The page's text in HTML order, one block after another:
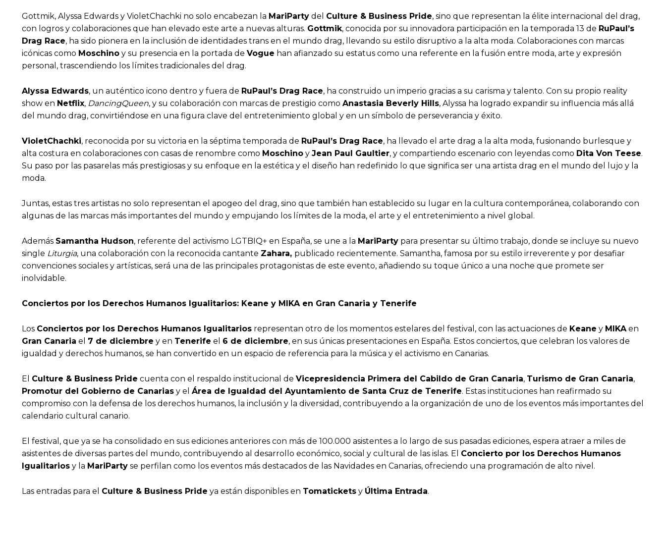
Gottmik, Alyssa Edwards y VioletChachki no solo encabezan la MariParty del Culture & Business Pride, sino que representan la élite internacional del drag,
con logros y colaboraciones que han elevado este arte a nuevas alturas. Gottmik, conocida por su innovadora participación en la temporada 13 de RuPaul’s
Drag Race, ha sido pionera en la inclusión de identidades trans en el mundo drag, llevando su estilo disruptivo a la alta moda. Colaboraciones con marcas
icónicas como Moschino y su presencia en la portada de Vogue han afianzado su estatus como una referente en la fusión entre moda, arte y expresión
personal, trascendiendo los límites tradicionales del drag.
Alyssa Edwards, un auténtico icono dentro y fuera de RuPaul’s Drag Race, ha construido un imperio gracias a su carisma y talento. Con su propio reality
show en Netflix, DancingQueen, y su colaboración con marcas de prestigio como Anastasia Beverly Hills, Alyssa ha logrado expandir su influencia más allá
del mundo drag, convirtiéndose en una figura clave del entretenimiento global y en un símbolo de perseverancia y éxito.
VioletChachki, reconocida por su victoria en la séptima temporada de RuPaul’s Drag Race, ha llevado el arte drag a la alta moda, fusionando burlesque y
alta costura en colaboraciones con casas de renombre como Moschino y Jean Paul Gaultier, y compartiendo escenario con leyendas como Dita Von Teese.
Su paso por las pasarelas más prestigiosas y su enfoque en la estética y el diseño han redefinido lo que significa ser una artista drag en el mundo del lujo y la
moda.
Juntas, estas tres artistas no solo representan el apogeo del drag, sino que también han establecido su lugar en la cultura contemporánea, colaborando con
algunas de las marcas más importantes del mundo y empujando los límites de la moda, el arte y el entretenimiento a nivel global.
Además Samantha Hudson, referente del activismo LGTBIQ+ en España, se une a la MariParty para presentar su último trabajo, donde se incluye su nuevo
single Liturgia, una colaboración con la reconocida cantante Zahara, publicado recientemente. Samantha, famosa por su estilo irreverente y por desafiar
convenciones sociales y artísticas, será una de las principales protagonistas de este evento, añadiendo su toque único a una noche que promete ser
inolvidable.
Conciertos por los Derechos Humanos Igualitarios: Keane y MIKA en Gran Canaria y Tenerife
Los Conciertos por los Derechos Humanos Igualitarios representan otro de los momentos estelares del festival, con las actuaciones de Keane y MIKAen
Gran Canaria el 7 de diciembre y en Tenerife el 6 de diciembre, en sus únicas presentaciones en España. Estos conciertos, que celebran los valores de
igualdad y derechos humanos, se han convertido en un espacio de referencia para la música y el activismo en Canarias.
El Culture & Business Pride cuenta con el respaldo institucional de Vicepresidencia Primera del Cabildo de Gran Canaria, Turismo de Gran Canaria,
Promotur del Gobierno de Canarias y el Área de Igualdad del Ayuntamiento de Santa Cruz de Tenerife. Estas instituciones han reafirmado su
compromiso con la defensa de los derechos humanos, la inclusión y la diversidad, contribuyendo a la organización de uno de los eventos más importantes del
calendario cultural canario.
El festival, que ya se ha consolidado en sus ediciones anteriores con más de 100.000 asistentes a lo largo de sus pasadas ediciones, espera atraer a miles de
asistentes de diversas partes del mundo, contribuyendo al desarrollo económico, social y cultural de las islas. El Concierto por los Derechos Humanos
Igualitarios y la MariParty se perfilan como los eventos más destacados de las Navidades en Canarias, ofreciendo una programación de alto nivel.
Las entradas para el Culture & Business Pride ya están disponibles en Tomatickets y Última Entrada.